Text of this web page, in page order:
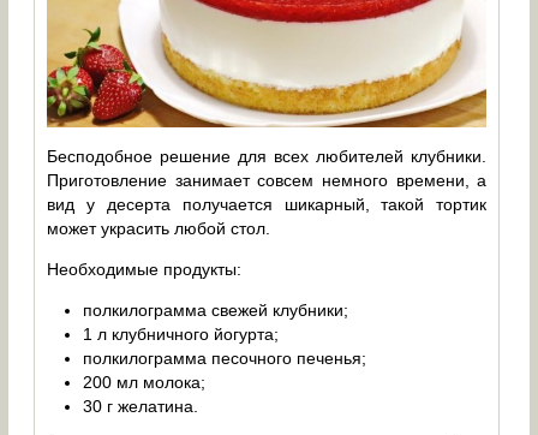
Бесподобное решение для всех любителей клубники.
Приготовление занимает совсем немного времени, а
вид у десерта получается шикарный, такой тортик
может украсить любой стол.
Необходимые продукты:
полкилограмма свежей клубники;
1 л клубничного йогурта;
полкилограмма песочного печенья;
200 мл молока;
30 г желатина.